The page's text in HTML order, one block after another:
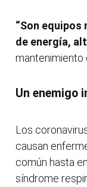
“Son equipos
de energía,
mantenimiento
Un enemigo
Los
causan
común hasta
síndrome